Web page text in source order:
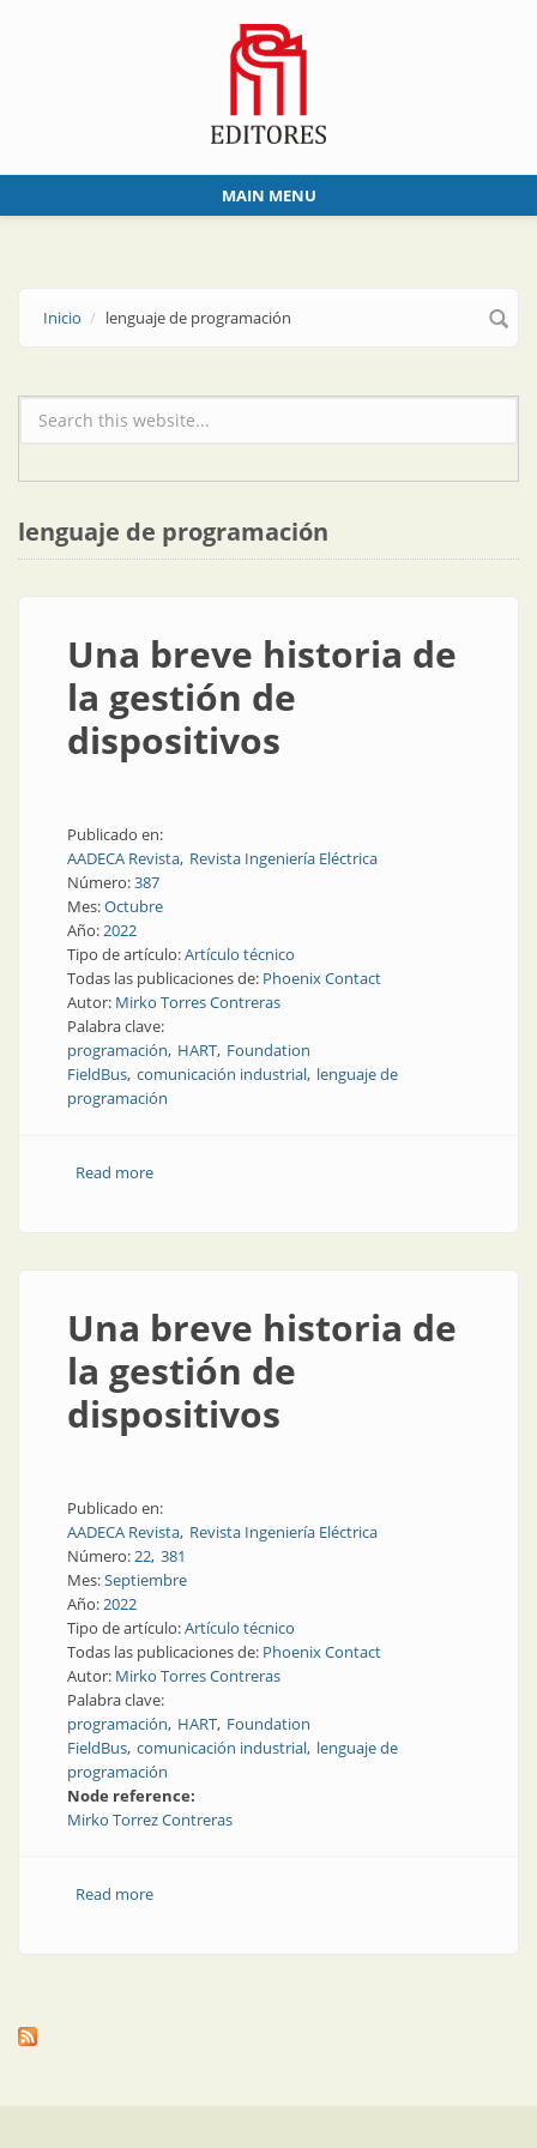
MAIN MENU
Inicio lenguaje de programación
Formulario de búsqueda
lenguaje de programación
Una breve historia de
la gestión de
dispositivos
Publicado en:
AADECA Revista Revista Ingeniería Eléctrica
Número:387
Mes:Octubre
Año:2022
Tipo de artículo:Artículo técnico
Todas las publicaciones de: Phoenix Contact
Autor: Mirko Torres Contreras
Palabra clave:
programación HART Foundation
FieldBus comunicación industrial lenguaje de
programación
Read moreabout Una breve historia de la gestión de dispositivos
Una breve historia de
la gestión de
dispositivos
Publicado en:
AADECA Revista Revista Ingeniería Eléctrica
Número:22 381
Mes:Septiembre
Año:2022
Tipo de artículo:Artículo técnico
Todas las publicaciones de: Phoenix Contact
Autor: Mirko Torres Contreras
Palabra clave:
programación HART Foundation
FieldBus comunicación industrial lenguaje de
programación
Node reference:
Mirko Torrez Contreras
Read moreabout Una breve historia de la gestión de dispositivos